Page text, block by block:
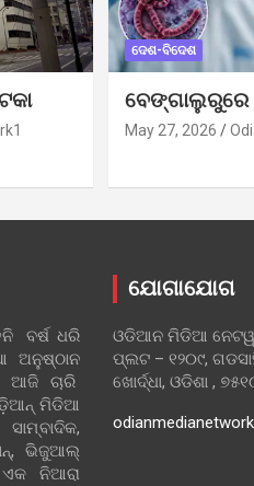
ଦେଶ-ବିଦେଶ
May 27, 2026
ବର୍ଷ ଧରି
ଅନୁଷ୍ଠାନ
ଆଜି ଚାରି
ମିଡିଆ
ଭିଜୁଆଲ୍
ନିଆରା
ଯୋଗାଯୋଗ
ଓଡିଆନ ମିଡିଆ
ପ୍ଲଟ – ୧୨୦୯,
ଖୋର୍ଦ୍ଧା, ଓଡିଶା ,